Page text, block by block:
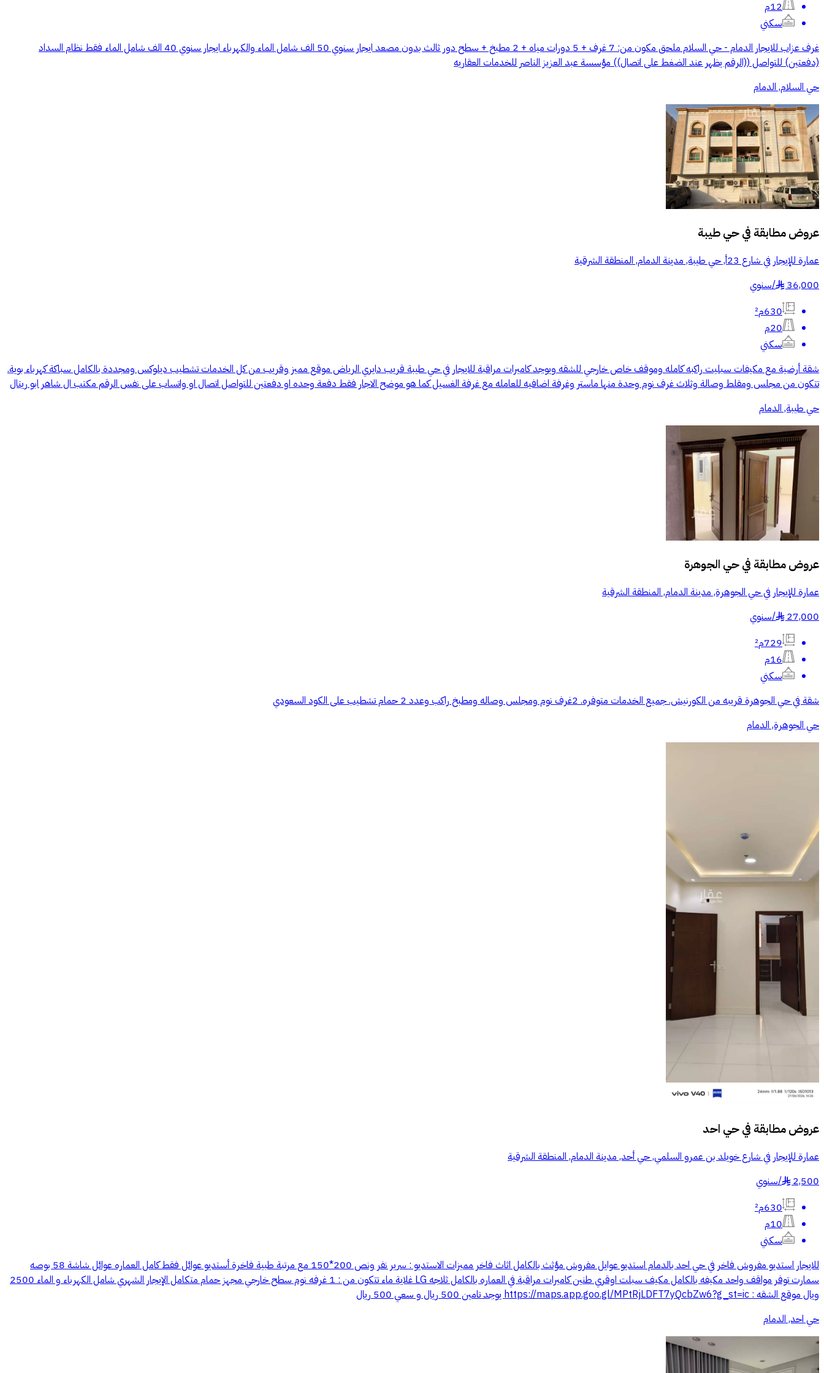
12م
سكني
غرف عزاب للايجار الدمام - حي السلام ملحق مكون من: 7 غرف + 5 دورات مياه + 2 مطبخ + سطح دور ثالث بدون مصعد ايجار سنوي 50 الف شامل الماء والكهرباء ايجار سنوي 40 الف شامل الماء فقط نظام السداد
(دفعتين) للتواصل ((الرقم يظهر عند الضغط على اتصال)) مؤسسة عبد العزيز الناصر للخدمات العقاريه
حي السلام, الدمام
عروض مطابقة فيحي طيبة
عمارة للإيجار في شارع 23أ, حي طيبة, مدينة الدمام, المنطقة الشرقية
36,000
§
/سنوي
630م²
20م
سكني
شقة أرضية مع مكيفات سبليت راكبه كامله وموقف خاص خارجي للشقه ويوجد كاميرات مراقبة للايجار في حي طيبة قريب دايري الرياض موقع مميز وقريب من كل الخدمات تشطيب ديلوكس ومجددة بالكامل سباكة كهرباء بوية.
تتكون من مجلس ومقلط وصالة وثلاث غرف نوم وحدة منها ماستر وغرفة اضافيه للعامله مع غرفة الغسيل كما هو موضح الاجار فقط دفعة وحده او دفعتين للتواصل اتصال او واتساب على نفس الرقم مكتب ال شاهر ابو ريتال
حي طيبة, الدمام
عروض مطابقة فيحي الجوهرة
عمارة للإيجار في حي الجوهرة, مدينة الدمام, المنطقة الشرقية
27,000
§
/سنوي
729م²
16م
سكني
شقة في حي الجوهرة قريبه من الكورنيش. جميع الخدمات متوفره. 2غرف نوم ومجلس وصاله ومطبخ راكب وعدد 2 حمام تشطيب على الكود السعودي
حي الجوهرة, الدمام
عروض مطابقة فيحي احد
عمارة للإيجار في شارع خويلد بن عمرو السلمي, حي أحد, مدينة الدمام, المنطقة الشرقية
2,500
§
/سنوي
630م²
10م
سكني
للايجار استديو مفروش فاخر في حي احد بالدمام استديو عوايل مفروش مؤثث بالكامل اثاث فاخر مميزات الاستديو : سرير نفر ونص 200*150 مع مرتبة طبية فاخرة أستديو عوائل فقط كامل العماره عوائل شاشة 58 بوصه
سمارت توفر مواقف واحد مكيفه بالكامل مكيف سبلت اوقري طنين كاميرات مراقبة في العماره بالكامل ثلاجه LG غلاية ماء تتكون من : 1 غرفه نوم سطح خارجي مجهز حمام متكامل الإيجار الشهري شامل الكهرباء و الماء 2500
ويال موقع الشقه : https://maps.app.goo.gl/MPtRjLDFT7yQcbZw6?g_st=ic يوجد تامين 500 ريال و سعي 500 ريال
حي احد, الدمام